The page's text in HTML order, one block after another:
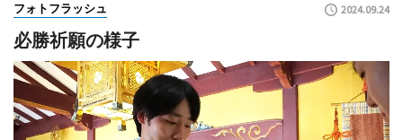
フォトフラッシュ 2024.09.24
必勝祈願の様子